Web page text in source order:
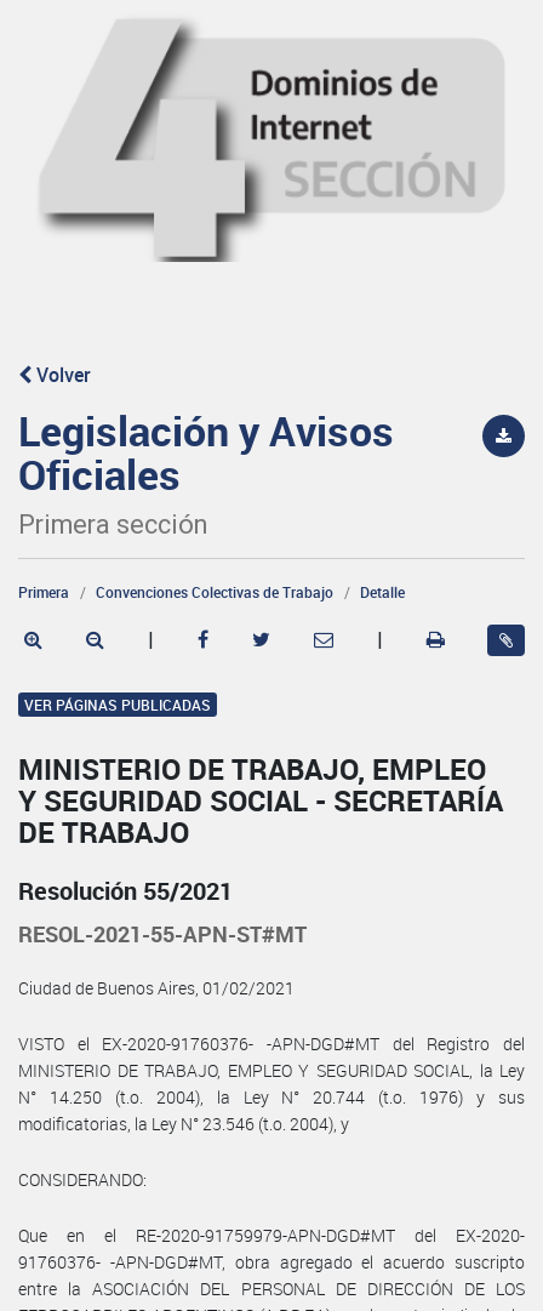
Volver
Legislación y Avisos
Oficiales
Primera sección
Primera Convenciones Colectivas de Trabajo Detalle
| |
VER PÁGINAS PUBLICADAS
MINISTERIO DE TRABAJO, EMPLEO
Y SEGURIDAD SOCIAL - SECRETARÍA
DE TRABAJO
Resolución 55/2021
RESOL-2021-55-APN-ST#MT
Ciudad de Buenos Aires, 01/02/2021
VISTO el EX-2020-91760376- -APN-DGD#MT del Registro del
MINISTERIO DE TRABAJO, EMPLEO Y SEGURIDAD SOCIAL, la Ley
N° 14.250 (t.o. 2004), la Ley N° 20.744 (t.o. 1976) y sus
modificatorias, la Ley N° 23.546 (t.o. 2004), y
CONSIDERANDO:
Que en el RE-2020-91759979-APN-DGD#MT del EX-2020-
91760376- -APN-DGD#MT, obra agregado el acuerdo suscripto
entre la ASOCIACIÓN DEL PERSONAL DE DIRECCIÓN DE LOS